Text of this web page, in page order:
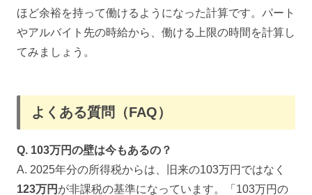
ほど余裕を持って働けるようになった計算です。パート
やアルバイト先の時給から、働ける上限の時間を計算し
てみましょう。
よくある質問（FAQ）
Q. 103万円の壁は今もあるの？
A. 2025年分の所得税からは、旧来の103万円ではなく
123万円 が非課税の基準になっています。「103万円の